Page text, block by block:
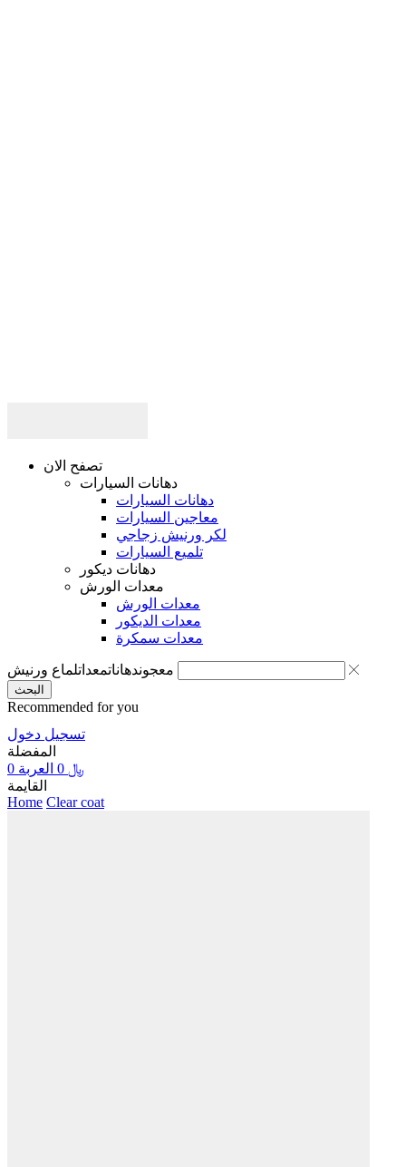
تصفح الان
دهانات السيارات
دهانات السيارات
معاجين السيارات
لكر ورنيش زجاجي
تلميع السيارات
دهانات ديكور
معدات الورش
معدات الورش
معدات الديكور
معدات سمكرة
معجوندهاناتمعداتلماع ورنيش
البحث
Recommended for you
تسجيل دخول
المفضلة
0
﷼
القايمة
Home Clear coat